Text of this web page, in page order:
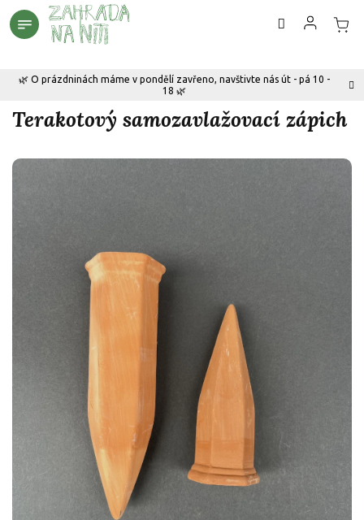
Přejít
na
🌿 O prázdninách máme v pondělí zavřeno, navštivte nás út - pá 10 -
18 🌿
Terakotový samozavlažovací zápich